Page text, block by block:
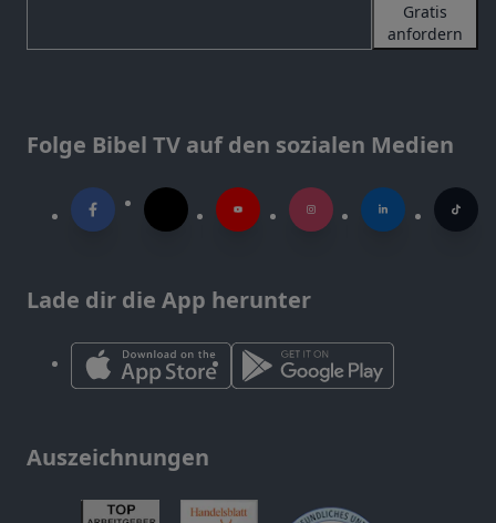
Gratis
anfordern
Folge Bibel TV auf den sozialen Medien
Lade dir die App herunter
Auszeichnungen